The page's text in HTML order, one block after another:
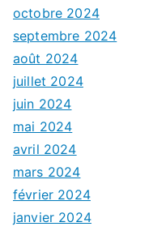
octobre 2024
septembre 2024
août 2024
juillet 2024
juin 2024
mai 2024
avril 2024
mars 2024
février 2024
janvier 2024